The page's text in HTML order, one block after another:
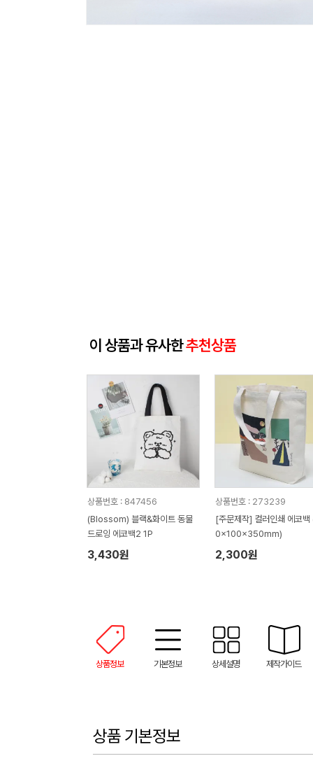
이 상품과 유사한추천상품
상품번호 : 847456
(Blossom) 블랙&화이트 동물
드로잉 에코백2 1P
3,430원
상품번호 : 273239
[주문제작] 컬러인쇄 에코
0x100x350mm)
2,300원
상품정보 기본정보 상세설명 제작가이드
상품 기본정보